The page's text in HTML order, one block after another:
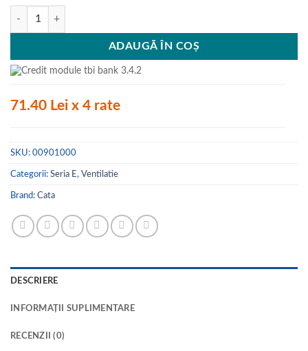
Cantitate Ventilator aerisire, E-120 G, CATA, 120 mm, 210 m3h, 33
ADAUGĂ ÎN COȘ
71.40 Lei x 4 rate
SKU: 00901000
Categorii: Seria E, Ventilatie
Brand: Cata
DESCRIERE
INFORMAȚII SUPLIMENTARE
RECENZII (0)